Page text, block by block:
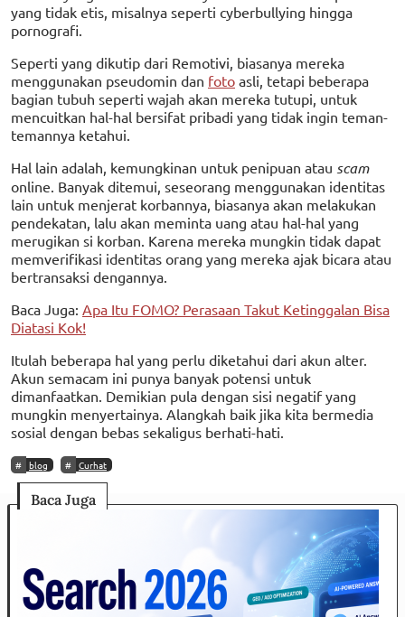
yang tidak etis, misalnya seperti cyberbullying hingga
pornografi.
Seperti yang dikutip dari Remotivi, biasanya mereka
menggunakan pseudomin dan foto asli, tetapi beberapa
bagian tubuh seperti wajah akan mereka tutupi, untuk
mencuitkan hal-hal bersifat pribadi yang tidak ingin teman-
temannya ketahui.
Hal lain adalah, kemungkinan untuk penipuan atau scam
online. Banyak ditemui, seseorang menggunakan identitas
lain untuk menjerat korbannya, biasanya akan melakukan
pendekatan, lalu akan meminta uang atau hal-hal yang
merugikan si korban. Karena mereka mungkin tidak dapat
memverifikasi identitas orang yang mereka ajak bicara atau
bertransaksi dengannya.
Baca Juga: Apa Itu FOMO? Perasaan Takut Ketinggalan Bisa
Diatasi Kok!
Itulah beberapa hal yang perlu diketahui dari akun alter.
Akun semacam ini punya banyak potensi untuk
dimanfaatkan. Demikian pula dengan sisi negatif yang
mungkin menyertainya. Alangkah baik jika kita bermedia
sosial dengan bebas sekaligus berhati-hati.
blog Curhat
Baca Juga